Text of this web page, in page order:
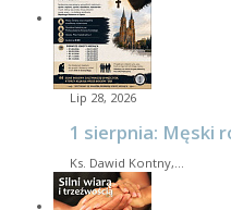
Lip 28, 2026
1 sierpnia: Męski
Ks. Dawid Kontny,…